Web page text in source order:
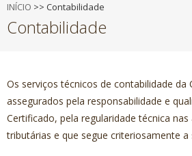
INÍCIO >> Contabilidade
Contabilidade
Os serviços técnicos de contabilidade da
assegurados pela responsabilidade e
Certificado, pela regularidade técnica
tributárias e que segue criteriosamente